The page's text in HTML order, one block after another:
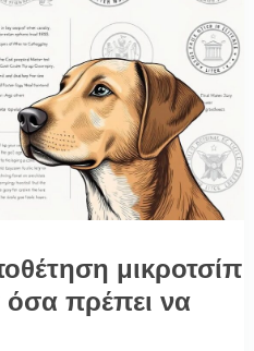
μικροτσίπ
πρέπει να